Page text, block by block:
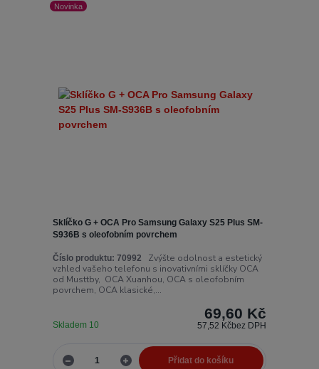
Novinka
Sklíčko G + OCA Pro Samsung Galaxy S25 Plus SM-
S936B s oleofobním povrchem
Číslo produktu: 70992
Zvýšte odolnost a estetický
vzhled vašeho telefonu s inovativními sklíčky OCA
od Musttby, OCA Xuanhou, OCA s oleofobním
povrchem, OCA klasické,...
69,60 Kč
57,52 Kčbez DPH
Skladem 10
Přidat do košíku